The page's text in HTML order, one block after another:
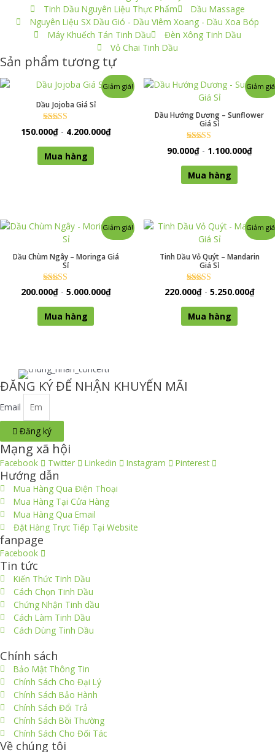
Tinh Dầu Nguyên Liệu Thực Phẩm
Dầu Massage
Nguyên Liệu SX Dầu Gió - Dầu Viêm Xoang - Dầu Xoa Bóp
Máy Khuếch Tán Tinh Dầu
Đèn Xông Tinh Dầu
Vỏ Chai Tinh Dầu
Sản phẩm tương tự
Giảm giá!
Dầu Jojoba Giá Sỉ
Được xếp
hạng
0
5 sao
150.000₫- 4.200.000₫
Mua hàng
Sản
phẩm
thể.
Các
chọn
thể
trên
phẩm
Giảm
Dầu Hướng Dương – Sunflower
Giá Sỉ
Được xếp
hạng
0
5 sao
90.000₫- 1.100.000₫
Mua hàng
Sản
phẩm
nhiều
biến
Các
có
thể
được
Giảm giá!
Dầu Chùm Ngây – Moringa Giá
Sỉ
Được xếp
hạng
0
5 sao
200.000₫- 5.000.000₫
Mua hàng
Sản
biến
thể.
được
trên
trang
sản
phẩm
Giảm
Tinh Dầu Vỏ Quýt – Mandarin
Giá Sỉ
Được xếp
hạng
0
5 sao
220.000₫- 5.250.000₫
Mua hàng
Sản
ĐĂNG KÝ ĐỂ NHẬN KHUYẾN MÃI
Email
Đăng ký
Mạng xã hội
Facebook Twitter Linkedin Instagram Pinterest
Hướng dẫn
Mua Hàng Qua Điện Thoại
Mua Hàng Tại Cửa Hàng
Mua Hàng Qua Email
Đặt Hàng Trực Tiếp Tại Website
fanpage
Facebook
Tin tức
Kiến Thức Tinh Dầu
Cách Chọn Tinh Dầu
Chứng Nhận Tinh dầu
Cách Làm Tinh Dầu
Cách Dùng Tinh Dầu
Chính sách
Bảo Mật Thông Tin
Chính Sách Cho Đại Lý
Chính Sách Bảo Hành
Chính Sách Đổi Trả
Chính Sách Bồi Thường
Chính Sách Cho Đối Tác
Về chúng tôi